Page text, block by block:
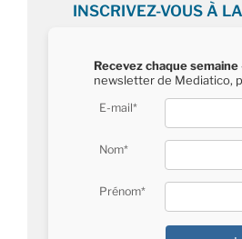
INSCRIVEZ-VOUS À
Recevez chaque semaine
newsletter de Mediatico,
E-mail*
Nom*
Prénom*